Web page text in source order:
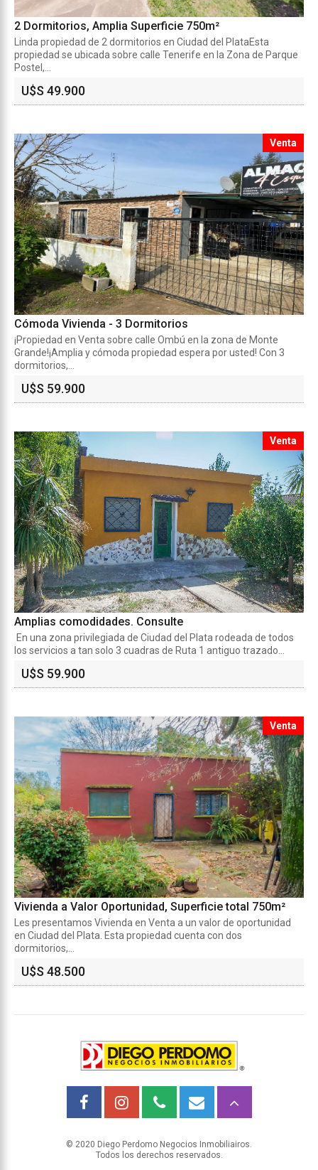
2 Dormitorios, Amplia Superficie 750m²
Linda propiedad de 2 dormitorios en Ciudad del PlataEsta
propiedad se ubicada sobre calle Tenerife en la Zona de Parque
Postel,...
U$S 49.900
Venta
Cómoda Vivienda - 3 Dormitorios
¡Propiedad en Venta sobre calle Ombú en la zona de Monte
Grande!¡Amplia y cómoda propiedad espera por usted! Con 3
dormitorios,...
U$S 59.900
Venta
Amplias comodidades. Consulte
En una zona privilegiada de Ciudad del Plata rodeada de todos
los servicios a tan solo 3 cuadras de Ruta 1 antiguo trazado...
U$S 59.900
Venta
Vivienda a Valor Oportunidad, Superficie total 750m²
Les presentamos Vivienda en Venta a un valor de oportunidad
en Ciudad del Plata. Esta propiedad cuenta con dos
dormitorios,...
U$S 48.500
© 2020 Diego Perdomo Negocios Inmobiliairos.
Todos los derechos reservados.